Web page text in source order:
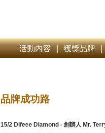
活動內容 | 獲獎品牌 |
品牌成功路
15/2 Difeee Diamond - 創辦人 Mr.